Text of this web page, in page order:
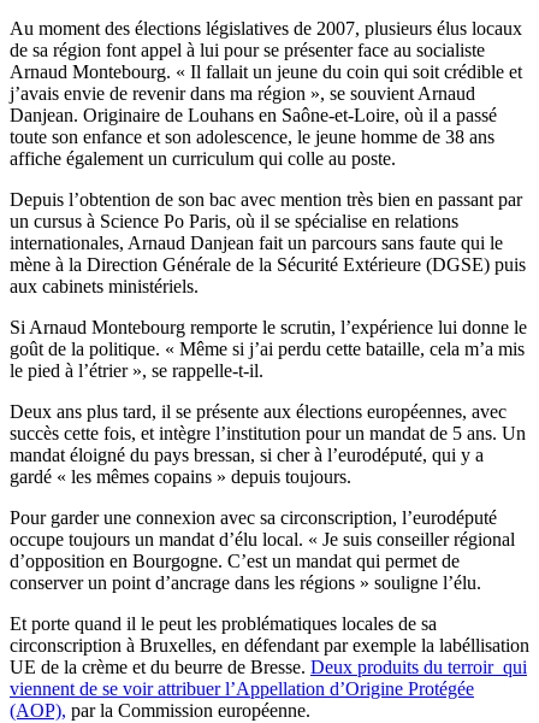
Au moment des élections législatives de 2007, plusieurs élus locaux
de sa région font appel à lui pour se présenter face au socialiste
Arnaud Montebourg. « Il fallait un jeune du coin qui soit crédible et
j’avais envie de revenir dans ma région », se souvient Arnaud
Danjean. Originaire de Louhans en Saône-et-Loire, où il a passé
toute son enfance et son adolescence, le jeune homme de 38 ans
affiche également un curriculum qui colle au poste.
Depuis l’obtention de son bac avec mention très bien en passant par
un cursus à Science Po Paris, où il se spécialise en relations
internationales, Arnaud Danjean fait un parcours sans faute qui le
mène à la Direction Générale de la Sécurité Extérieure (DGSE) puis
aux cabinets ministériels.
Si Arnaud Montebourg remporte le scrutin, l’expérience lui donne le
goût de la politique. « Même si j’ai perdu cette bataille, cela m’a mis
le pied à l’étrier », se rappelle-t-il.
Deux ans plus tard, il se présente aux élections européennes, avec
succès cette fois, et intègre l’institution pour un mandat de 5 ans. Un
mandat éloigné du pays bressan, si cher à l’eurodéputé, qui y a
gardé « les mêmes copains » depuis toujours.
Pour garder une connexion avec sa circonscription, l’eurodéputé
occupe toujours un mandat d’élu local. « Je suis conseiller régional
d’opposition en Bourgogne. C’est un mandat qui permet de
conserver un point d’ancrage dans les régions » souligne l’élu.
Et porte quand il le peut les problématiques locales de sa
circonscription à Bruxelles, en défendant par exemple la labéllisation
UE de la crème et du beurre de Bresse. Deux produits du terroir qui
viennent de se voir attribuer l’Appellation d’Origine Protégée
(AOP), par la Commission européenne.